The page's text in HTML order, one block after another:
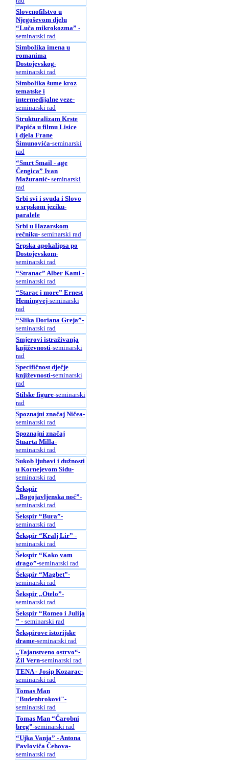
Slovenofilstvo u
Njegoševom djelu
“Luča mikrokozma” -
seminarski rad
Simbolika imena u
romanima
Dostojevskog-
seminarski rad
Simbolika šume kroz
tematske i
intermedijalne veze-
seminarski rad
Strukturalizam Krste
Papića u filmu Lisice
i djela Frane
Šimunovića-seminarski
rad
“Smrt Smail - age
Čengica” Ivan
Mažuranić- seminarski
rad
Srbi svi i svuda i Slovo
o srpskom jeziku-
paralele
Srbi u Hazarskom
rečniku- seminarski rad
Srpska apokalipsa po
Dostojevskom-
seminarski rad
“Stranac” Alber Kami -
seminarski rad
“Starac i more” Ernest
Hemingvej-seminarski
rad
“Slika Doriana Greja”-
seminarski rad
Smjerovi istraživanja
književnosti-seminarski
rad
Specifičnost dječje
književnosti-seminarski
rad
Stilske figure-seminarski
rad
Spoznajni značaj Ničea-
seminarski rad
Spoznajni značaj
Stuarta Milla-
seminarski rad
Sukob ljubavi i dužnosti
u Kornejevom Sidu-
seminarski rad
Šekspir
„Bogojavljenska noć”-
seminarski rad
Šekspir “Bura”-
seminarski rad
Šekspir “Kralj Lir” -
seminarski rad
Šekspir “Kako vam
drago”-seminarski rad
Šekspir “Magbet”-
seminarski rad
Šekspir „Otelo”-
seminarski rad
Šekspir “Romeo i Julijа
” - seminarski rad
Šekspirove istorijske
drame-seminarski rad
„Tajanstveno ostrvo“-
Žil Vern-seminarski rad
TENA - Josip Kozarac-
seminarski rad
Tomas Man
"Budenbrokovi"-
seminarski rad
Tomas Man “Čarobni
breg”-seminarski rad
“Ujka Vanja” - Antona
Pavloviča Čehova-
seminarski rad